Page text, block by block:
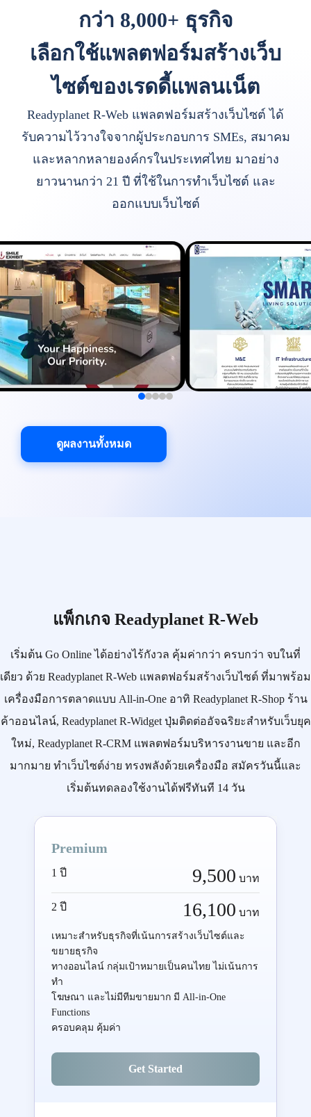
กว่า 8,000+ ธุรกิจ
เลือกใช้แพลตฟอร์มสร้างเว็บ
ไซต์ของเรดดี้แพลนเน็ต
Readyplanet R-Web แพลตฟอร์มสร้างเว็บไซต์ ได้
รับความไว้วางใจจากผู้ประกอบการ SMEs, สมาคม
และหลากหลายองค์กรในประเทศไทย มาอย่าง
ยาวนานกว่า 21 ปี ที่ใช้ในการทำเว็บไซต์ และ
ออกแบบเว็บไซต์
ดูผลงานทั้งหมด
แพ็กเกจ Readyplanet R-Web
เริ่มต้น Go Onlineได้อย่างไร้กังวล คุ้มค่ากว่า ครบกว่า จบในที่
เดียว ด้วย Readyplanet R-Web แพลตฟอร์มสร้างเว็บไซต์ ที่มาพร้อม
เครื่องมือการตลาดแบบ All-in-Oneอาทิ Readyplanet R-Shopร้าน
ค้าออนไลน์, Readyplanet R-Widgetปุ่มติดต่ออัจฉริยะสำหรับเว็บยุค
ใหม่, Readyplanet R-CRMแพลตฟอร์มบริหารงานขาย และอีก
มากมาย ทำเว็บไซต์ง่าย ทรงพลังด้วยเครื่องมือ สมัครวันนี้และ
เริ่มต้นทดลองใช้งานได้ฟรีทันที 14 วัน
Premium
1 ปี 9,500 บาท
2 ปี 16,100 บาท
เหมาะสำหรับธุรกิจที่เน้นการสร้างเว็บไซต์และ
ขยายธุรกิจ
ทางออนไลน์ กลุ่มเป้าหมายเป็นคนไทย ไม่เน้นการ
ทำ
โฆษณา และไม่มีทีมขายมาก มี All-in-One
Functions
ครอบคลุม คุ้มค่า
Get Started